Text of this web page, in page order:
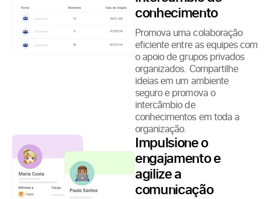
conhecimento
Promova uma colaboração
eficiente entre as equipes com
o apoio de grupos privados
organizados. Compartilhe
ideias em um ambiente
seguro e promova o
intercâmbio de
conhecimentos em toda a
organização.
Impulsione o
engajamento e
agilize a
comunicação